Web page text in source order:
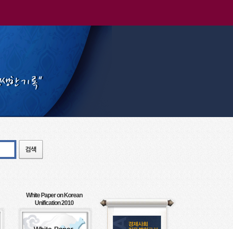
White Paper on Korean
Unification 2010